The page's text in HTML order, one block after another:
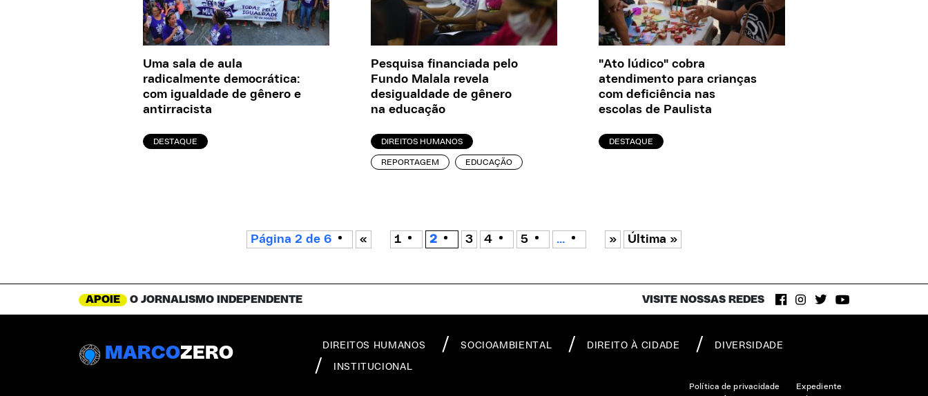
Uma sala de aula
radicalmente democrática:
com igualdade de gênero e
antirracista
DESTAQUE
Pesquisa financiada pelo
Fundo Malala revela
desigualdade de gênero
na educação
DIREITOS HUMANOS
REPORTAGEM EDUCAÇÃO
"Ato lúdico" cobra
atendimento para crianças
com deficiência nas
escolas de Paulista
DESTAQUE
Página 2 de 6 « 1 2 3 4 5 ... » Última »
APOIE O JORNALISMO INDEPENDENTE VISITE NOSSAS REDES
MARCOZERO DIREITOS HUMANOS SOCIOAMBIENTAL DIREITO À CIDADE DIVERSIDADE
INSTITUCIONAL
Política de privacidade
Expediente